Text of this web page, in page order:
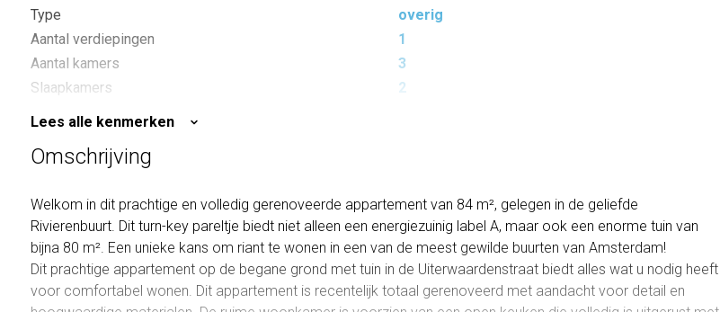
Type
overig
Aantal verdiepingen
1
Aantal kamers
3
Slaapkamers
2
Lees alle kenmerken
Omschrijving
Welkom in dit prachtige en volledig gerenoveerde appartement van 84 m², gelegen in de geliefde
Rivierenbuurt. Dit turn-key pareltje biedt niet alleen een energiezuinig label A, maar ook een enorme tuin van
bijna 80 m². Een unieke kans om riant te wonen in een van de meest gewilde buurten van Amsterdam!
Dit prachtige appartement op de begane grond met tuin in de Uiterwaardenstraat biedt alles wat u nodig heeft
voor comfortabel wonen. Dit appartement is recentelijk totaal gerenoveerd met aandacht voor detail en